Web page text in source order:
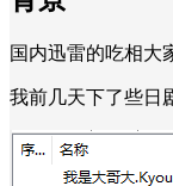
国内迅雷的吃相大
我前几天下了些日